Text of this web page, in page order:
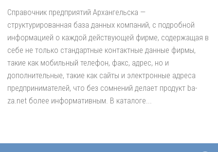
Справочник предприятий Архангельска —
структурированная база данных компаний, с подробной
информацией о каждой действующей фирме, содержащая в
себе не только стандартные контактные данные фирмы,
такие как мобильный телефон, факс, адрес, но и
дополнительные, такие как сайты и электронные адреса
предпринимателей, что без сомнений делает продукт ba-
za.net более информативным. В каталоге...